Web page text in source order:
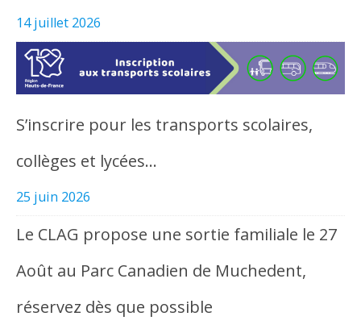
14 juillet 2026
S’inscrire pour les transports scolaires,
collèges et lycées…
25 juin 2026
Le CLAG propose une sortie familiale le 27
Août au Parc Canadien de Muchedent,
réservez dès que possible